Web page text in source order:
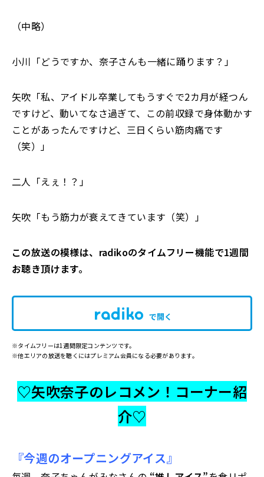
（中略）
小川「どうですか、奈子さんも一緒に踊ります？」
矢吹「私、アイドル卒業してもうすぐで2カ月が経つん
ですけど、動いてなさ過ぎて、この前収録で身体動かす
ことがあったんですけど、三日くらい筋肉痛です
（笑）」
二人「えぇ！？」
矢吹「もう筋力が衰えてきています（笑）」
この放送の模様は、radikoのタイムフリー機能で1週間
お聴き頂けます。
で開く
※タイムフリーは1週間限定コンテンツです。
※他エリアの放送を聴くにはプレミアム会員になる必要があります。
♡矢吹奈子のレコメン！コーナー紹
介♡
『今週のオープニングアイス』